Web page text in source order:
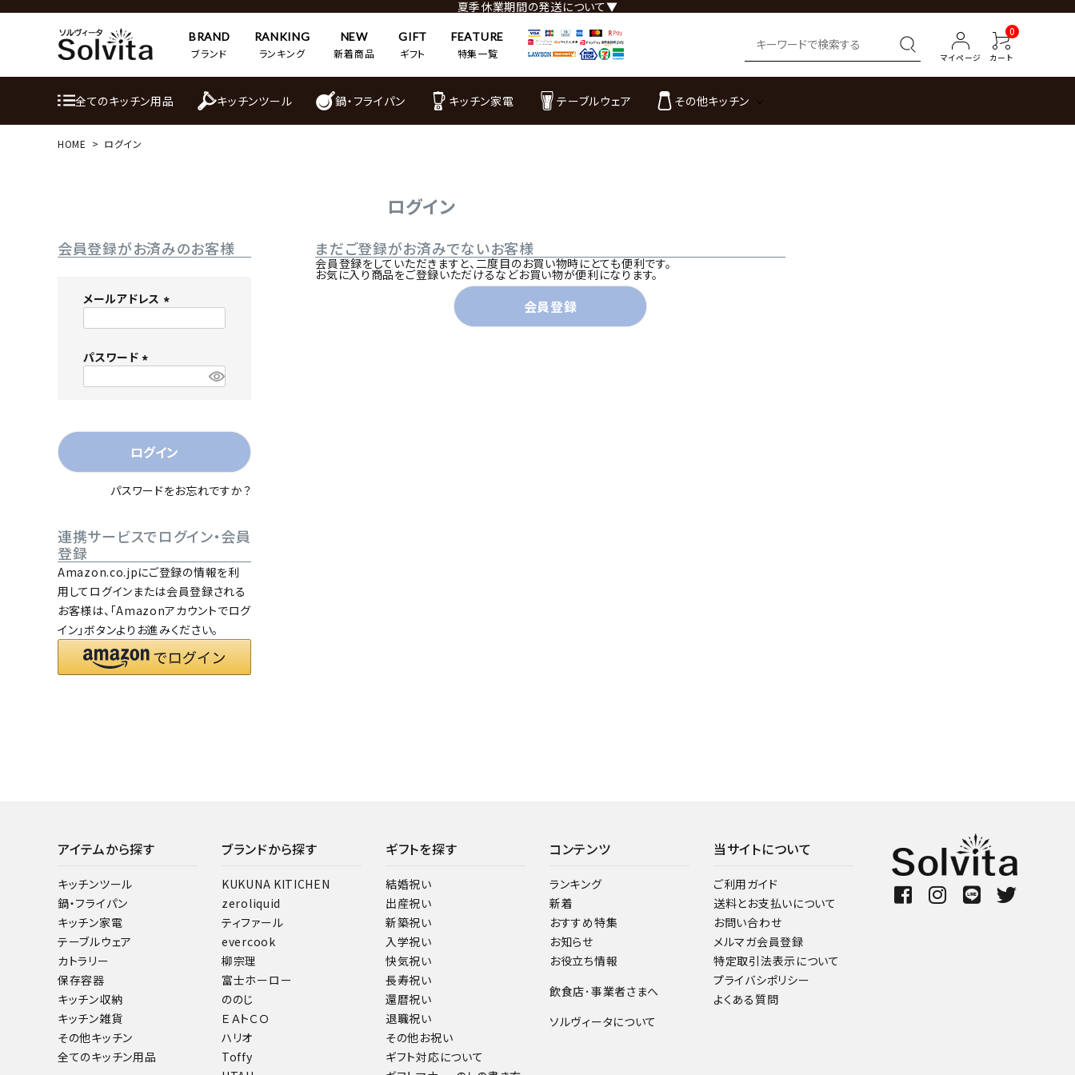
夏季休業期間の発送について▼
BRAND
ブランド
RANKING
ランキング
NEW
新着商品
GIFT
ギフト
FEATURE
特集一覧
マイページ
0
カート
全てのキッチン用品 キッチンツール 鍋・フライパン キッチン家電 テーブルウェア その他キッチン
HOME ログイン
ログイン
会員登録がお済みのお客様
メールアドレス
パスワード
)
ログイン
パスワードをお忘れですか？
連携サービスでログイン・会員
登録
Amazon.co.jpにご登録の情報を利
用してログインまたは会員登録される
お客様は、「Amazonアカウントでログ
イン」ボタンよりお進みください。
まだご登録がお済みでないお客様
会員登録をしていただきますと、二度目のお買い物時にとても便利です。
お気に入り商品をご登録いただけるなどお買い物が便利になります。
会員登録
アイテムから探す
キッチンツール
鍋・フライパン
キッチン家電
テーブルウェア
カトラリー
保存容器
キッチン収納
キッチン雑貨
その他キッチン
全てのキッチン用品
ブランドから探す
KUKUNA KITICHEN
zeroliquid
ティファール
evercook
柳宗理
富士ホーロー
ののじ
ＥＡトＣＯ
ハリオ
Toffy
ギフトを探す
結婚祝い
出産祝い
新築祝い
入学祝い
快気祝い
長寿祝い
還暦祝い
退職祝い
その他お祝い
ギフト対応について
コンテンツ
ランキング
新着
おすすめ特集
お知らせ
お役立ち情報
飲食店･事業者さまへ
ソルヴィータについて
当サイトについて
ご利用ガイド
送料とお支払いについて
お問い合わせ
メルマガ会員登録
特定取引法表示について
プライバシポリシー
よくある質問